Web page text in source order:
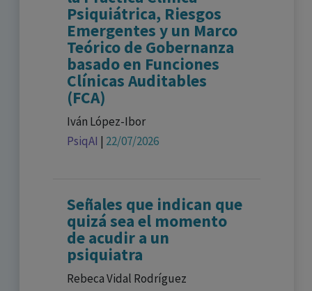
Psiquiátrica, Riesgos
Emergentes y un Marco
Teórico de Gobernanza
basado en Funciones
Clínicas Auditables
(FCA)
Iván López-Ibor
PsiqAI | 22/07/2026
Señales que indican que
quizá sea el momento
de acudir a un
psiquiatra
Rebeca Vidal Rodríguez